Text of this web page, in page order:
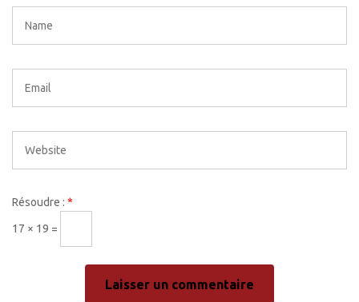
Résoudre : *
17 × 19 =